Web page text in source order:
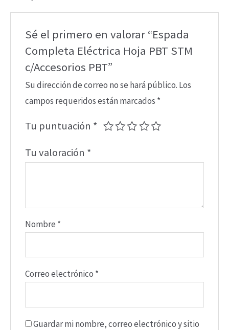
Sé el primero en valorar “Espada
Completa Eléctrica Hoja PBT STM
c/Accesorios PBT”
Su dirección de correo no se hará público. Los
campos requeridos están marcados *
Tu puntuación *
Tu valoración *
Nombre *
Correo electrónico *
Guardar mi nombre, correo electrónico y sitio